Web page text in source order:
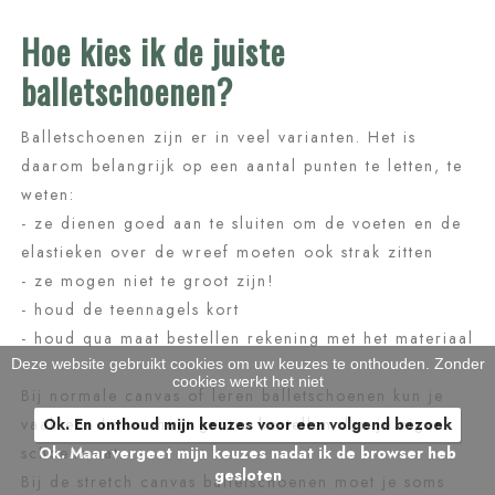
Hoe kies ik de juiste
balletschoenen?
Balletschoenen zijn er in veel varianten. Het is
daarom belangrijk op een aantal punten te letten, te
weten:
- ze dienen goed aan te sluiten om de voeten en de
elastieken over de wreef moeten ook strak zitten
- ze mogen niet te groot zijn!
- houd de teennagels kort
- houd qua maat bestellen rekening met het materiaal
Bij normale canvas of leren balletschoenen kun je
vaak een halve maat groter bestellen dan je eigen
schoenmaat.
Bij de stretch canvas balletschoenen moet je soms
Deze website gebruikt cookies om uw keuzes te onthouden. Zonder
cookies werkt het niet
Ok. En onthoud mijn keuzes voor een volgend bezoek
Ok. Maar vergeet mijn keuzes nadat ik de browser heb
gesloten